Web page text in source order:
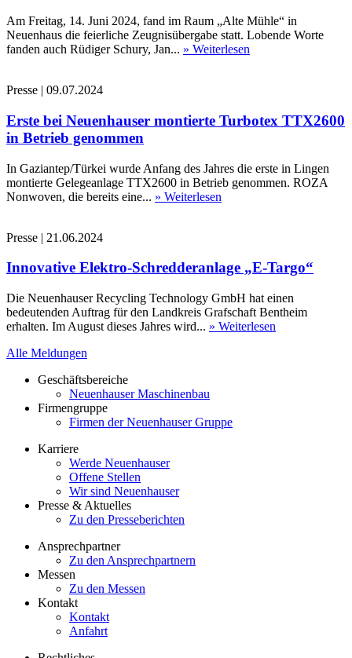
Am Freitag, 14. Juni 2024, fand im Raum „Alte Mühle“ in
Neuenhaus die feierliche Zeugnisübergabe statt. Lobende Worte
fanden auch Rüdiger Schury, Jan... » Weiterlesen
Presse | 09.07.2024
Erste bei Neuenhauser montierte Turbotex TTX2600
in Betrieb genommen
In Gaziantep/Türkei wurde Anfang des Jahres die erste in Lingen
montierte Gelegeanlage TTX2600 in Betrieb genommen. ROZA
Nonwoven, die bereits eine... » Weiterlesen
Presse | 21.06.2024
Innovative Elektro-Schredderanlage „E-Targo“
Die Neuenhauser Recycling Technology GmbH hat einen
bedeutenden Auftrag für den Landkreis Grafschaft Bentheim
erhalten. Im August dieses Jahres wird... » Weiterlesen
Alle Meldungen
Geschäftsbereiche
Neuenhauser Maschinenbau
Firmengruppe
Firmen der Neuenhauser Gruppe
Karriere
Werde Neuenhauser
Offene Stellen
Wir sind Neuenhauser
Presse & Aktuelles
Zu den Presseberichten
Ansprechpartner
Zu den Ansprechpartnern
Messen
Zu den Messen
Kontakt
Kontakt
Anfahrt